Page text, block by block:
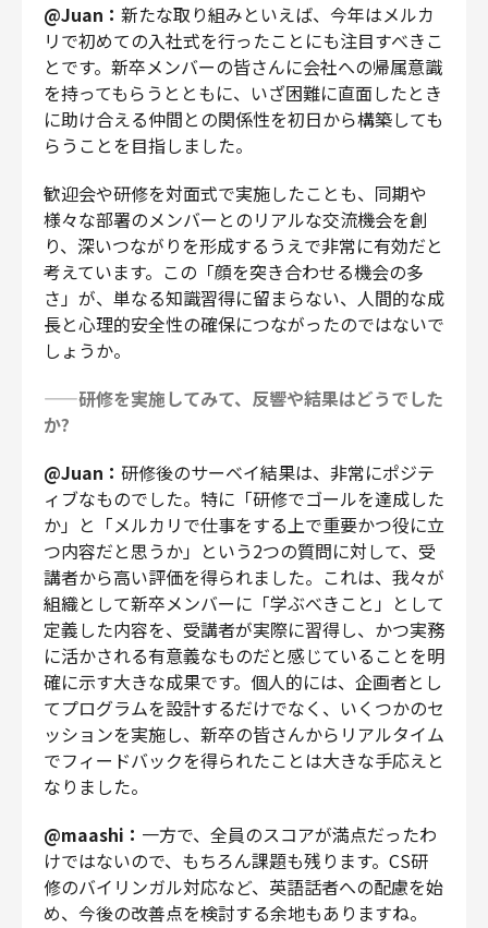
@Juan： 新たな取り組みといえば、今年はメルカ
リで初めての入社式を行ったことにも注目すべきこ
とです。新卒メンバーの皆さんに会社への帰属意識
を持ってもらうとともに、いざ困難に直面したとき
に助け合える仲間との関係性を初日から構築しても
らうことを目指しました。
歓迎会や研修を対面式で実施したことも、同期や
様々な部署のメンバーとのリアルな交流機会を創
り、深いつながりを形成するうえで非常に有効だと
考えています。この「顔を突き合わせる機会の多
さ」が、単なる知識習得に留まらない、人間的な成
長と心理的安全性の確保につながったのではないで
しょうか。
——研修を実施してみて、反響や結果はどうでした
か?
@Juan： 研修後のサーベイ結果は、非常にポジテ
ィブなものでした。特に「研修でゴールを達成した
か」と「メルカリで仕事をする上で重要かつ役に立
つ内容だと思うか」という2つの質問に対して、受
講者から高い評価を得られました。これは、我々が
組織として新卒メンバーに「学ぶべきこと」として
定義した内容を、受講者が実際に習得し、かつ実務
に活かされる有意義なものだと感じていることを明
確に示す大きな成果です。個人的には、企画者とし
てプログラムを設計するだけでなく、いくつかのセ
ッションを実施し、新卒の皆さんからリアルタイム
でフィードバックを得られたことは大きな手応えと
なりました。
@maashi： 一方で、全員のスコアが満点だったわ
けではないので、もちろん課題も残ります。CS研
修のバイリンガル対応など、英語話者への配慮を始
め、今後の改善点を検討する余地もありますね。